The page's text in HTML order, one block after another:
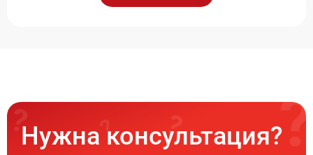
Нужна консультация?